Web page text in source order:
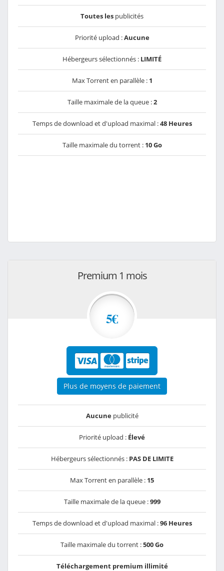
Toutes les publicités
Priorité upload :Aucune
Hébergeurs sélectionnés : LIMITÉ
Max Torrent en parallèle : 1
Taille maximale de la queue :2
Temps de download et d'upload maximal :48 Heures
Taille maximale du torrent : 10 Go
Premium 1 mois
5€
Plus de moyens de paiement
Aucunepublicité
Priorité upload : Élevé
Hébergeurs sélectionnés : PAS DE LIMITE
Max Torrent en parallèle : 15
Taille maximale de la queue :999
Temps de download et d'upload maximal :96 Heures
Taille maximale du torrent :500 Go
Téléchargement premium illimité